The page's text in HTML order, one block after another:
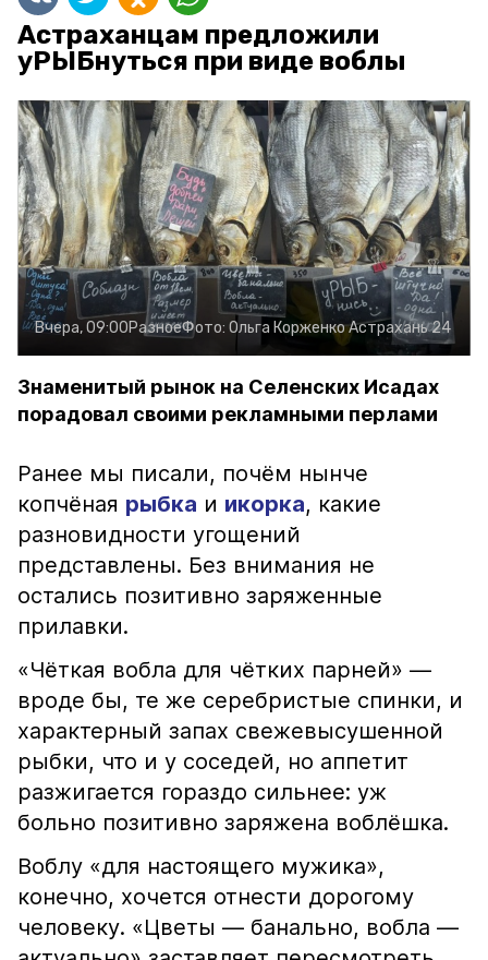
Астраханцам предложили
уРЫБнуться при виде воблы
Вчера, 09:00РазноеФото: Ольга КорженкоАстрахань 24
Знаменитый рынок на Селенских Исадах
порадовал своими рекламными перлами
Ранее мы писали, почём нынче
копчёная рыбка и икорка, какие
разновидности угощений
представлены. Без внимания не
остались позитивно заряженные
прилавки.
«Чёткая вобла для чётких парней» —
вроде бы, те же серебристые спинки, и
характерный запах свежевысушенной
рыбки, что и у соседей, но аппетит
разжигается гораздо сильнее: уж
больно позитивно заряжена воблёшка.
Воблу «для настоящего мужика»,
конечно, хочется отнести дорогому
человеку. «Цветы — банально, вобла —